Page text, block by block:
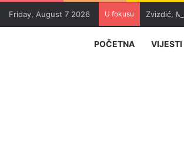
Friday, August 7 2026 U fokusu Zvizdić,
POČETNA VIJESTI